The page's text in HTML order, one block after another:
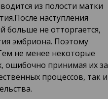
из полости матки
наступления
больше не отторгается,
эмбриона. Поэтому
не менее некоторые
ошибочно принимая их за
процессов, так и